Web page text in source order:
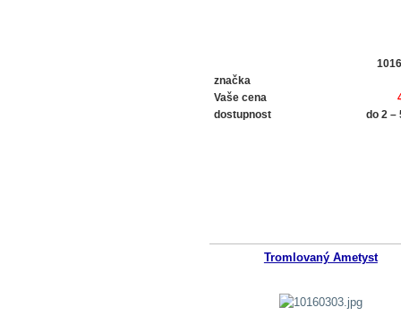
značka
Vaše cena
dostupnost
do 2 –
Tromlovaný Ametyst